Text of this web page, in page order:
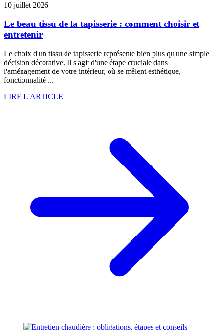
10 juillet 2026
Le beau tissu de la tapisserie : comment choisir et
entretenir
Le choix d'un tissu de tapisserie représente bien plus qu'une simple
décision décorative. Il s'agit d'une étape cruciale dans
l'aménagement de votre intérieur, où se mêlent esthétique,
fonctionnalité ...
LIRE L'ARTICLE